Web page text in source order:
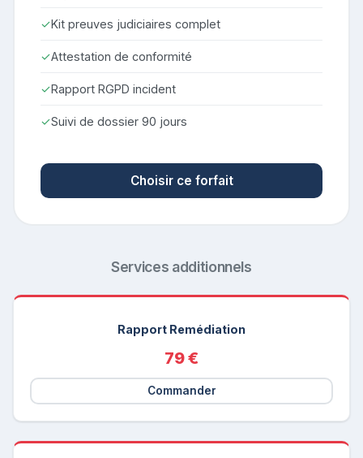
✓Kit preuves judiciaires complet
✓Attestation de conformité
✓Rapport RGPD incident
✓Suivi de dossier 90 jours
Choisir ce forfait
Services additionnels
Rapport Remédiation
79 €
Commander